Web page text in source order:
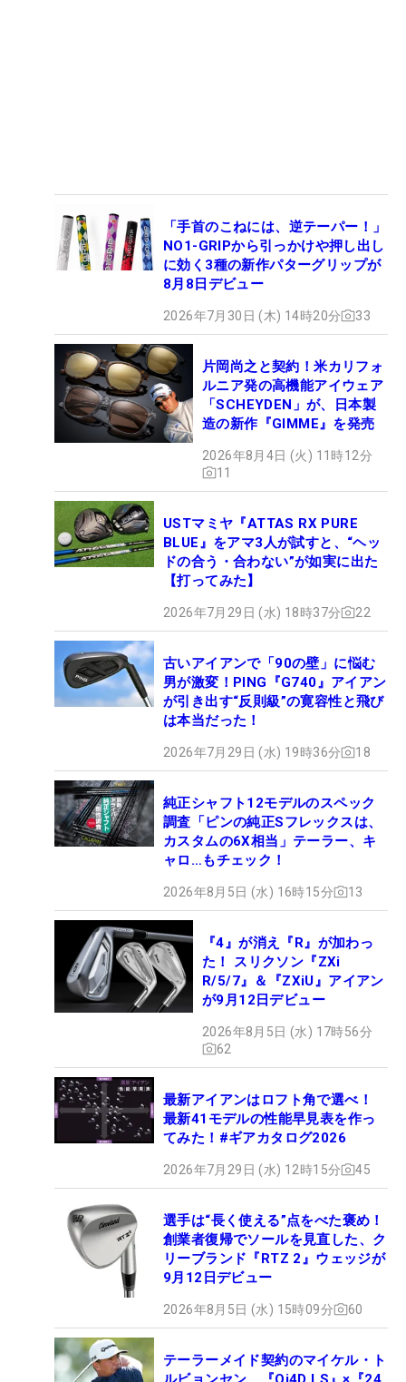
「手首のこねには、逆テーパー！」
NO1-GRIPから引っかけや押し出し
に効く3種の新作パターグリップが
8月8日デビュー
2026年7月30日 (木) 14時20分 33
片岡尚之と契約！米カリフォ
ルニア発の高機能アイウェア
「SCHEYDEN」が、日本製
造の新作『GIMME』を発売
2026年8月4日 (火) 11時12分
11
USTマミヤ『ATTAS RX PURE
BLUE』をアマ3人が試すと、“ヘッ
ドの合う・合わない”が如実に出た
【打ってみた】
2026年7月29日 (水) 18時37分 22
古いアイアンで「90の壁」に悩む
男が激変！PING『G740』アイアン
が引き出す“反則級”の寛容性と飛び
は本当だった！
2026年7月29日 (水) 19時36分 18
純正シャフト12モデルのスペック
調査「ピンの純正Sフレックスは、
カスタムの6X相当」テーラー、キ
ャロ…もチェック！
2026年8月5日 (水) 16時15分 13
『4』が消え『R』が加わっ
た！ スリクソン『ZXi
R/5/7』＆『ZXiU』アイアン
が9月12日デビュー
2026年8月5日 (水) 17時56分
62
最新アイアンはロフト角で選べ！
最新41モデルの性能早見表を作っ
てみた！#ギアカタログ2026
2026年7月29日 (水) 12時15分 45
選手は“長く使える”点をべた褒め！
創業者復帰でソールを見直した、ク
リーブランド『RTZ 2』ウェッジが
9月12日デビュー
2026年8月5日 (水) 15時09分 60
テーラーメイド契約のマイケル・ト